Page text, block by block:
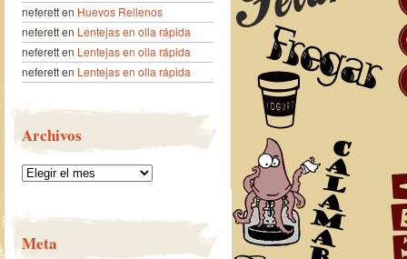
neferetten Huevos Rellenos
neferetten Lentejas en olla rápida
neferetten Lentejas en olla rápida
neferetten Lentejas en olla rápida
Archivos
Archivos
Meta